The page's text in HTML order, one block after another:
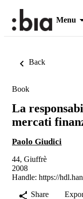
Menu
Back
Book
La
mercati
Paolo Giudici
44, Giuffrè
2008
Handle: https://
Share